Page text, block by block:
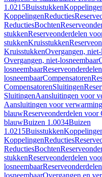
1.0215Buisstukken
KoppelingenReducties
ReductiesBochten
stukkenReserveonderdelen
stukkenKruisstukken
KruisstukkenOvergangen,
Overgangen, niet-losneembaar
losneembaar
losneembaarCompensatoren
CompensatorenSluitingen
SluitingenAansluitingen voor
Aansluitingen voor verwarming
blauwReserveonderdelen
blauwBuizen 1.0034Buizen
1.0215Buisstukken
KoppelingenReducties
ReductiesBochten
stukkenReserveonderdelen
losneembaar
losneembaarOvergangen en